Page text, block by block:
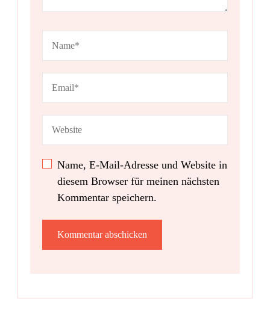
Name, E-Mail-Adresse und Website in
diesem Browser für meinen nächsten
Kommentar speichern.